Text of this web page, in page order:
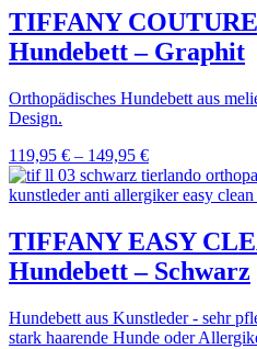
TIFFANY
Hundebett – Graphit
Orthopädisches Hundebett aus
Design.
119,95 € – 149,95 €
TIFFANY EASY
Hundebett – Schwarz
Hundebett aus Kunstleder - sehr
stark haarende Hunde oder